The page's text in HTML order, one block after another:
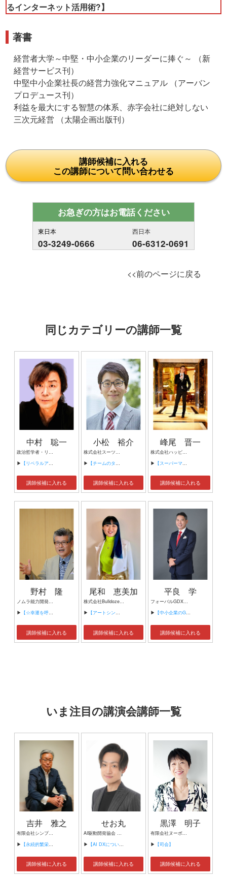
るインターネット活用術?】
著書
経営者大学～中堅・中小企業のリーダーに捧ぐ～ （新
経営サービス刊）
中堅中小企業社長の経営力強化マニュアル （アーバン
プロデュース刊）
利益を最大にする智慧の体系、赤字会社に絶対しない
三次元経営 （太陽企画出版刊）
講師候補に入れる
この講師について問い合わせる
お急ぎの方はお電話ください
東日本
03-3249-0666
西日本
06-6312-0691
<<前のページに戻る
同じカテゴリーの講師一覧
中村 聡一
▶ 【リベラルアーツとはなにか】
講師候補に入れる
小松 裕介
▶ 【チームのタスク管理による利益拡大】
講師候補に入れる
峰尾 晋一
▶ 【スーパーマリオから学ぶ成功哲学】
講師候補に入れる
野村 隆
ノムラ能力開発研究所 代表 自己啓発達人の会「ジコタツ」代表
▶ 【☆幸運を呼ぶ『可能思考』23の法則！】
講師候補に入れる
尾和 恵美加
株式会社Bulldozer 代表取締役運転手 / パラダイムシフター
▶ 【アートシンキング】
講師候補に入れる
平良 学
フォーバルGDXリサーチ研究所 所長
▶ 【中小企業のGDX促進について】
講師候補に入れる
いま注目の講演会講師一覧
吉井 雅之
有限会社シンプルタスク 代表取締役 習慣形成コンサルタント
▶ 【永続的繁栄の組織づくり】
講師候補に入れる
せお丸
AI駆動開発協会 代表理事 サイバーフリークス株式会社 代表取締役
▶ 【AI DXについて】
講師候補に入れる
黒澤 明子
有限会社ヌーボヌール代表取締役
▶ 【司会】
講師候補に入れる